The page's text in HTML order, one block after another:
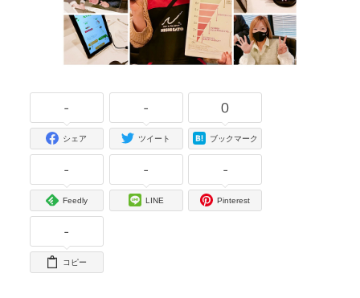
-
シェア
-
ツイート
0
ブックマーク
-
Feedly
-
LINE
-
Pinterest
-
コピー